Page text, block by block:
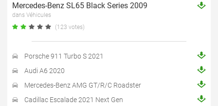
Mercedes-Benz SL65 Black Series 2009
dans Véhicules
(123 votes)
Porsche 911 Turbo S 2021
Audi A6 2020
Mercedes-Benz AMG GT/R/C Roadster
Cadillac Escalade 2021 Next Gen